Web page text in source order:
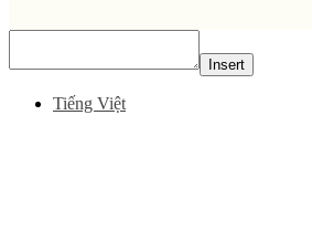
Insert
Tiếng Việt